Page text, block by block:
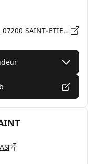
560 Route de la Cave Coopérative, 07200 SAINT-ETIENNE-DE-FONTBELLON